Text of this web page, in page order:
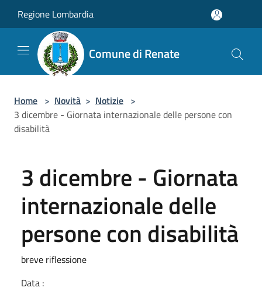
Regione Lombardia
Comune di Renate
Home > Novità > Notizie >
3 dicembre - Giornata internazionale delle persone con
disabilità
3 dicembre - Giornata
internazionale delle
persone con disabilità
breve riflessione
Data :